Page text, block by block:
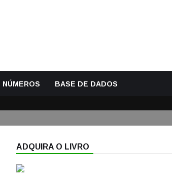
NÚMEROS BASE DE DADOS
ADQUIRA O LIVRO